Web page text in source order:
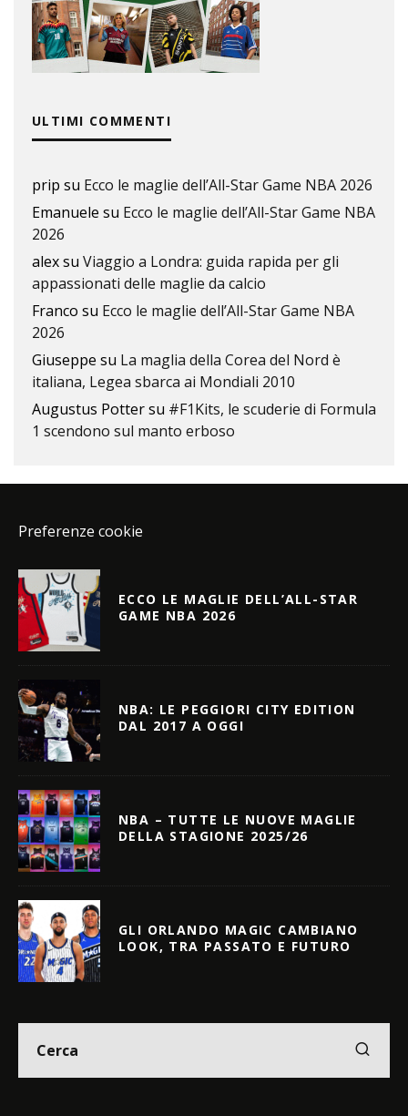
ULTIMI COMMENTI
prip su Ecco le maglie dell’All-Star Game NBA 2026
Emanuele su Ecco le maglie dell’All-Star Game NBA
2026
alexsu Viaggio a Londra: guida rapida per gli
appassionati delle maglie da calcio
Franco su Ecco le maglie dell’All-Star Game NBA
2026
Giuseppe su La maglia della Corea del Nord è
italiana, Legea sbarca ai Mondiali 2010
Augustus Pottersu #F1Kits, le scuderie di Formula
1 scendono sul manto erboso
Preferenze cookie
ECCO LE MAGLIE DELL’ALL-STAR
GAME NBA 2026
NBA: LE PEGGIORI CITY EDITION
DAL 2017 A OGGI
NBA – TUTTE LE NUOVE MAGLIE
DELLA STAGIONE 2025/26
GLI ORLANDO MAGIC CAMBIANO
LOOK, TRA PASSATO E FUTURO